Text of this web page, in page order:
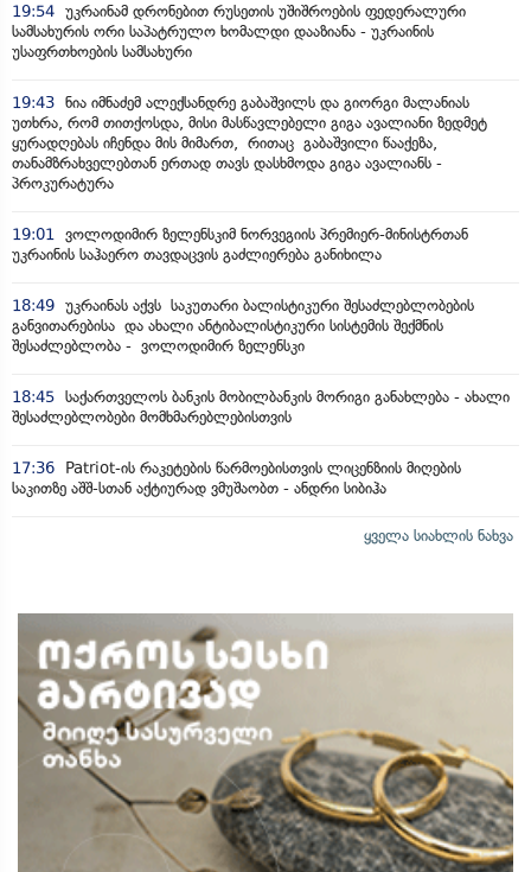
19:54 უკრაინამ დრონებით რუსეთის უშიშროების ფედერალური
სამსახურის ორი საპატრულო ხომალდი დააზიანა - უკრაინის
უსაფრთხოების სამსახური
19:43 ნია იმნაძემ ალექსანდრე გაბაშვილს და გიორგი მალანიას
უთხრა, რომ თითქოსდა, მისი მასწავლებელი გიგა ავალიანი ზედმეტ
ყურადღებას იჩენდა მის მიმართ, რითაც გაბაშვილი წააქეზა,
თანამზრახველებთან ერთად თავს დასხმოდა გიგა ავალიანს -
პროკურატურა
19:01
ვოლოდიმირ ზელენსკიმ ნორვეგიის პრემიერ-მინისტრთან
უკრაინის საჰაერო თავდაცვის გაძლიერება განიხილა
18:49 უკრაინას აქვს საკუთარი ბალისტიკური შესაძლებლობების
განვითარებისა და ახალი ანტიბალისტიკური სისტემის შექმნის
შესაძლებლობა - ვოლოდიმირ ზელენსკი
18:45 საქართველოს ბანკის მობილბანკის მორიგი განახლება - ახალი
შესაძლებლობები მომხმარებლებისთვის
17:36
Patriot-ის რაკეტების წარმოებისთვის ლიცენზიის მიღების
საკითზე აშშ-სთან აქტიურად ვმუშაობთ - ანდრი სიბიჰა
ყველა სიახლის ნახვა